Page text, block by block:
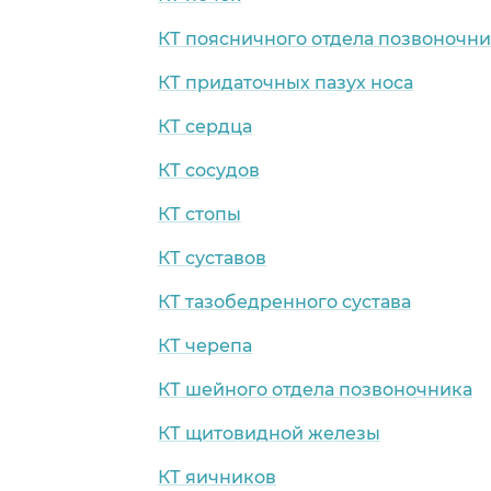
КТ поясничного отдела
КТ придаточных пазух носа
КТ сердца
КТ сосудов
КТ стопы
КТ суставов
КТ тазобедренного сустава
КТ черепа
КТ шейного отдела позвоночника
КТ щитовидной железы
КТ яичников